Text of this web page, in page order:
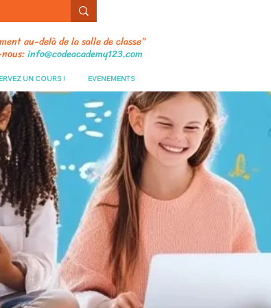
au-delà de la salle de classe”
info@codeacademy123.com
UN COURS ! EVENEMENTS